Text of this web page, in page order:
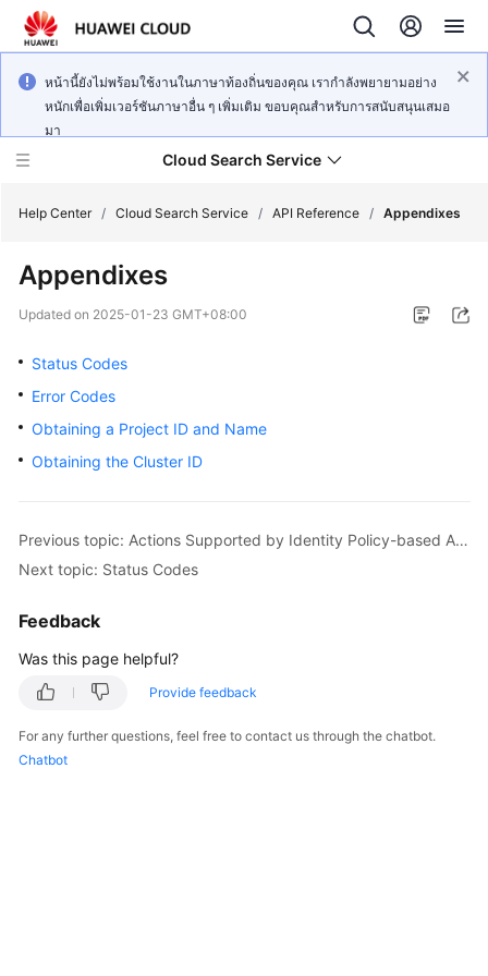
หน้านี้ยังไม่พร้อมใช้งานในภาษาท้องถิ่นของคุณ เรากำลังพยายามอย่าง
หนักเพื่อเพิ่มเวอร์ชันภาษาอื่น ๆ เพิ่มเติม ขอบคุณสำหรับการสนับสนุนเสมอ
มา
Cloud Search Service
New
Bulletin
Billing
Getting
Started
User
Best
Help Center / Cloud Search Service / API Reference / Appendixes
Appendixes
Updated on 2025-01-23 GMT+08:00
Status Codes
Error Codes
Obtaining a Project ID and Name
Obtaining the Cluster ID
Previous topic: Actions Supported by Identity Policy-based Authorization
Next topic: Status Codes
Feedback
Was this page helpful?
Provide feedback
For any further questions, feel free to contact us through the chatbot.
Chatbot